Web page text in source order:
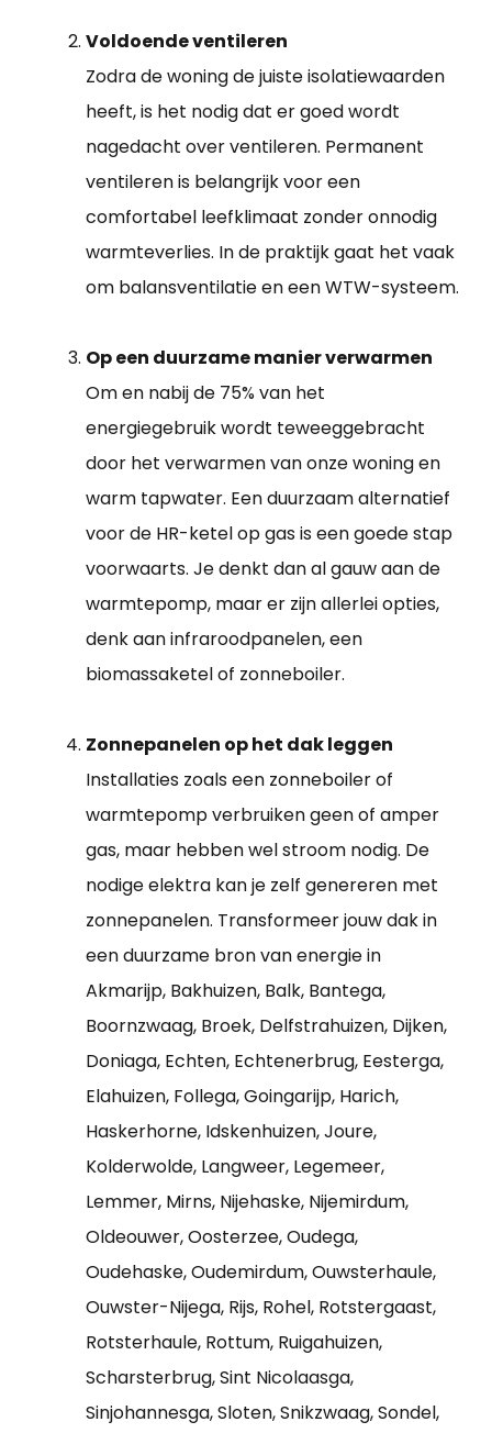
Voldoende ventileren
Zodra de woning de juiste isolatiewaarden
heeft, is het nodig dat er goed wordt
nagedacht over ventileren. Permanent
ventileren is belangrijk voor een
comfortabel leefklimaat zonder onnodig
warmteverlies. In de praktijk gaat het vaak
om balansventilatie en een WTW-systeem.
Op een duurzame manier verwarmen
Om en nabij de 75% van het
energiegebruik wordt teweeggebracht
door het verwarmen van onze woning en
warm tapwater. Een duurzaam alternatief
voor de HR-ketel op gas is een goede stap
voorwaarts. Je denkt dan al gauw aan de
warmtepomp, maar er zijn allerlei opties,
denk aan infraroodpanelen, een
biomassaketel of zonneboiler.
Zonnepanelen op het dak leggen
Installaties zoals een zonneboiler of
warmtepomp verbruiken geen of amper
gas, maar hebben wel stroom nodig. De
nodige elektra kan je zelf genereren met
zonnepanelen. Transformeer jouw dak in
een duurzame bron van energie in
Akmarijp, Bakhuizen, Balk, Bantega,
Boornzwaag, Broek, Delfstrahuizen, Dijken,
Doniaga, Echten, Echtenerbrug, Eesterga,
Elahuizen, Follega, Goingarijp, Harich,
Haskerhorne, Idskenhuizen, Joure,
Kolderwolde, Langweer, Legemeer,
Lemmer, Mirns, Nijehaske, Nijemirdum,
Oldeouwer, Oosterzee, Oudega,
Oudehaske, Oudemirdum, Ouwsterhaule,
Ouwster-Nijega, Rijs, Rohel, Rotstergaast,
Rotsterhaule, Rottum, Ruigahuizen,
Scharsterbrug, Sint Nicolaasga,
Sinjohannesga, Sloten, Snikzwaag, Sondel,